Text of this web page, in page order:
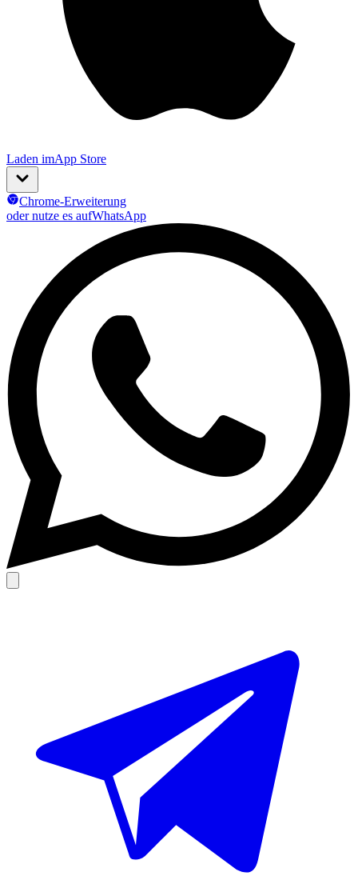
Laden imApp Store
Chrome-Erweiterung
oder nutze es aufWhatsApp